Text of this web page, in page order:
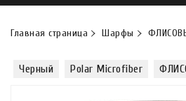
Главная страница Шарфы
Черный Polar Microfiber